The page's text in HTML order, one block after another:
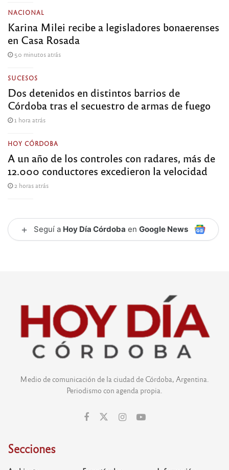
NACIONAL
Karina Milei recibe a legisladores bonaerenses
en Casa Rosada
50 minutos atrás
SUCESOS
Dos detenidos en distintos barrios de
Córdoba tras el secuestro de armas de fuego
1 hora atrás
HOY CÓRDOBA
A un año de los controles con radares, más de
12.000 conductores excedieron la velocidad
2 horas atrás
+ Seguí a Hoy Día Córdoba en Google News
Medio de comunicación de la ciudad de Córdoba, Argentina.
Periodismo con agenda propia.
Secciones